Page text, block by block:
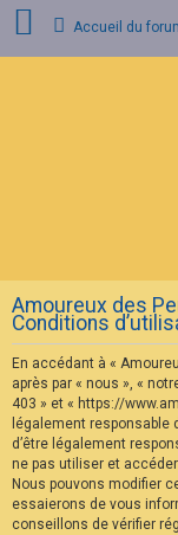
I
n
s
c
r
i
p
t
o
n
Accueil du
Amoureux des
Conditions
En accédant à «
après par « nous », «
403 » et « https://
légalement responsable
d’être légalement
ne pas utiliser et
Nous pouvons modifier
essaierons de vous
conseillons de vérifier